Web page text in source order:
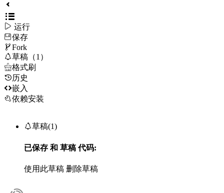
 运行
保存
Fork
草稿（1）
格式刷
历史
嵌入
依赖安装
草稿(1)
已保存 和 草稿代码:
使用此草稿 删除草稿